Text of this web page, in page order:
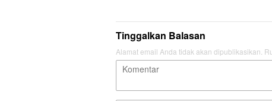
Tinggalkan Balasan
Alamat email Anda tidak akan dipublikasikan.